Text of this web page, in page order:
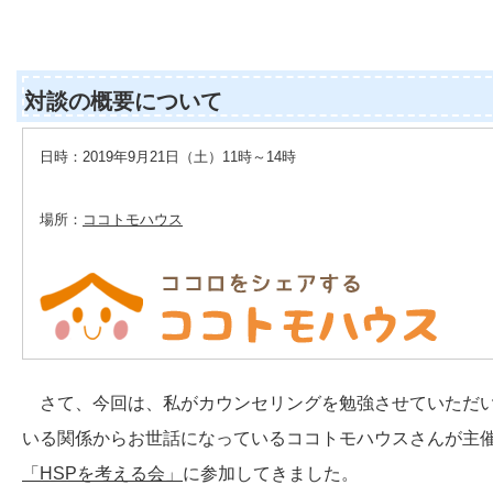
対談の概要について
日時：2019年9月21日（土）11時～14時
場所： ココトモハウス
さて、今回は、私がカウンセリングを勉強させていただ
いる関係からお世話になっているココトモハウスさんが主
「HSPを考える会」 に参加してきました。